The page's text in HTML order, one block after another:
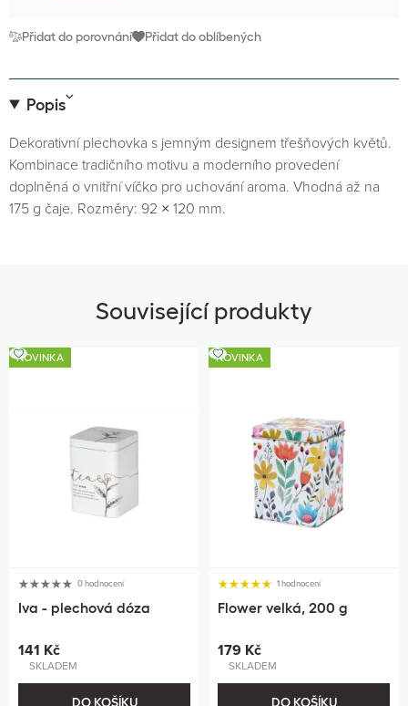
Přidat do porovnání Přidat do oblíbených
Popis
Dekorativní plechovka s jemným designem třešňových květů.
Kombinace tradičního motivu a moderního provedení
doplněná o vnitřní víčko pro uchování aroma. Vhodná až na
175 g čaje. Rozměry: 92 × 120 mm.
Související produkty
NOVINKA
0 hodnocení
Iva - plechová dóza
141 Kč
SKLADEM
DO KOŠÍKU
NOVINKA
1 hodnocení
Flower velká, 200 g
179 Kč
SKLADEM
DO KOŠÍKU